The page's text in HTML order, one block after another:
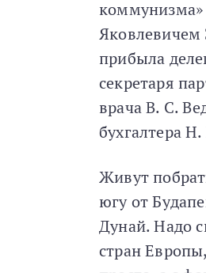
коммунизма»
Яковлевичем
прибыла
секретаря
врача В. С.
бухгалтера
Живут
югу от
Дунай. Надо
стран